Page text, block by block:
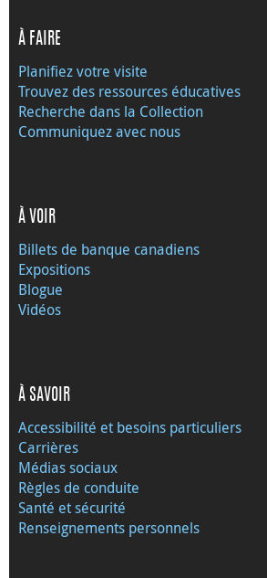
À FAIRE
Planifiez votre visite
Trouvez des ressources éducatives
Recherche dans la Collection
Communiquez avec nous
À VOIR
Billets de banque canadiens
Expositions
Blogue
Vidéos
À SAVOIR
Accessibilité et besoins particuliers
Carrières
Médias sociaux
Règles de conduite
Santé et sécurité
Renseignements personnels